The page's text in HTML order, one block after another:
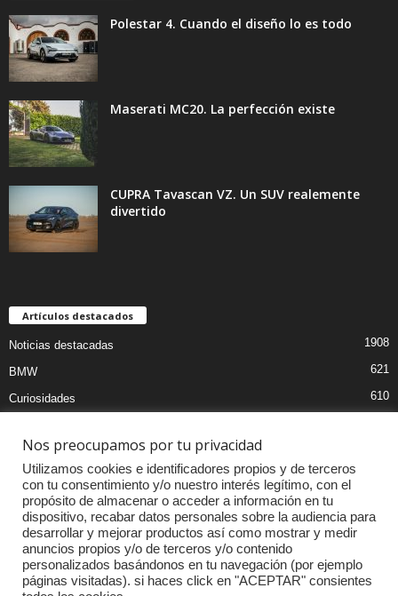
Polestar 4. Cuando el diseño lo es todo
Maserati MC20. La perfección existe
CUPRA Tavascan VZ. Un SUV realemente
divertido
Artículos destacados
Noticias destacadas 1908
BMW 621
Curiosidades 610
Audi
MOTOS
Competiciones
Mercedes
Accesorios
Porsche 232
Nos preocupamos por tu privacidad
Utilizamos cookies e identificadores propios y de terceros
con tu consentimiento y/o nuestro interés legítimo, con el
propósito de almacenar o acceder a información en tu
dispositivo, recabar datos personales sobre la audiencia para
desarrollar y mejorar productos así como mostrar y medir
anuncios propios y/o de terceros y/o contenido
personalizados basándonos en tu navegación (por ejemplo
páginas visitadas). si haces click en "ACEPTAR" consientes